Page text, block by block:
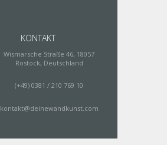
KONTAKT
Wismarsche Straße 46, 18057
Rostock, Deutschland
(+49) 0381 / 210 769 10
kontakt@deinewandkunst.com